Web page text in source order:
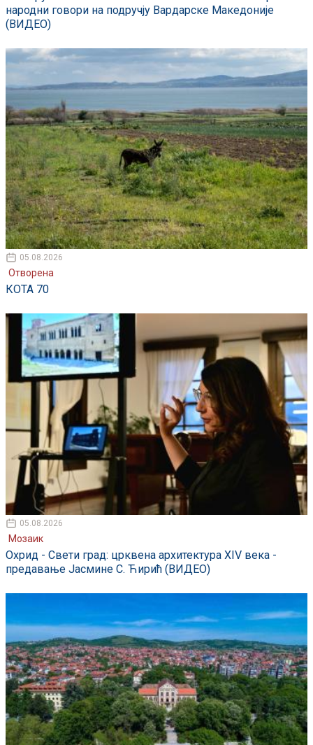
народни говори на подручју Вардарске Македоније
(ВИДЕО)
05.08.2026
Отворена
КОТА 70
05.08.2026
Мозаик
Охрид - Свети град: црквена архитектура XIV века -
предавање Јасмине С. Ћирић (ВИДЕО)